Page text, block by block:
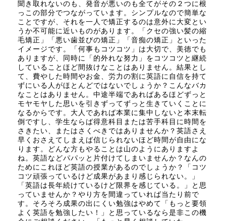
聞き取れないのも、発音が悪いのも全てがその２つに根
っこの部分でつながっています。シンプルなので簡単な
ことですが、それを一人で矯正するのは意外に大変とい
うか不可能に近いものがあります。「クセの強い髪の縮
毛矯正」「悪い歯並びの矯正」「音痴の矯正」といった
イメージです。「何事もコツコツ」は大切で、美徳でも
ありますが、同時に「的外れな努力」をコツコツと継続
していることほど間抜けなことはありません。結果とし
て、費やした時間やお金、労力の割に英語に自信を持て
ずにいる人がほとんどではないでしょうか？こんなバカ
なことはありません。中途半端であればあるほどずっと
モヤモヤした思いを引きずってずっと生きていくことに
なるからです。大人であれば本業に集中しないと本末転
倒ですし、学生ならば得意科目または苦手科目に時間を
さきたい、またはさくべきではありませんか？英語さえ
早くおさえてしまえば信じられないほど時間が自由にな
ります。どんな方もやることは山のようにありますよ
ね。英語などパパッと片付けてしまいませんか？なんの
ためにこれほど英語の授業があるのでしょうか？「コツ
コツ頑張っているけど成果があまり感じられない。」
「英語は長年続けているけど限界を感じている。」と思
っていませんか？やり方を間違っていれば当たり前で
す。そろそろ成果の出にくい勉強はやめて「もっと要領
よく英語を勉強したい！」と思っているなら是非この機